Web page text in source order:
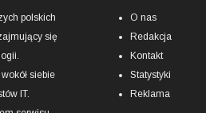
polskich
się
siebie
IT.
O nas
Redakcja
Kontakt
Statystyki
Reklama